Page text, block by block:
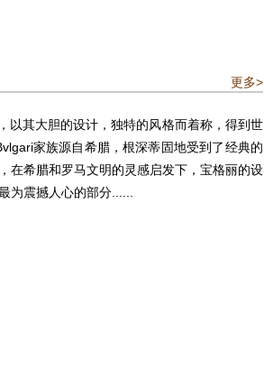
更多>
以其大胆的设计，独特的风格而着称，得到世
家族源自希腊，根深蒂固地受到了经典的
在希腊和罗马文明的灵感启发下，宝格丽的设
为震撼人心的部分......